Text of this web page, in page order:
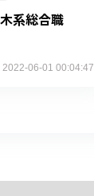
系総合職
2022-06-01 00:04:47